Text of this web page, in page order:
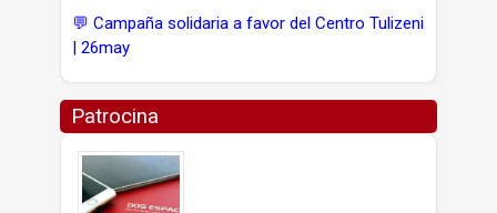
💬 Campaña solidaria a favor del Centro Tulizeni
| 26may
Patrocina